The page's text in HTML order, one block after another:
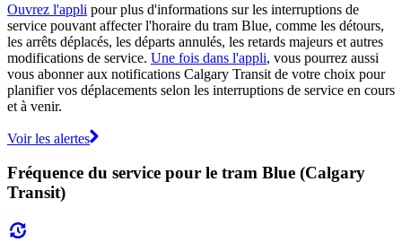
Ouvrez l'appli pour plus d'informations sur les interruptions de
service pouvant affecter l'horaire du tram Blue, comme les détours,
les arrêts déplacés, les départs annulés, les retards majeurs et autres
modifications de service. Une fois dans l'appli, vous pourrez aussi
vous abonner aux notifications Calgary Transit de votre choix pour
planifier vos déplacements selon les interruptions de service en cours
et à venir.
Voir les alertes
Fréquence du service pour le tram Blue (Calgary
Transit)